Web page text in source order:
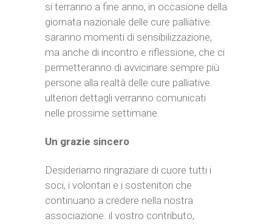
si terranno a fine anno, in occasione della
giornata nazionale delle cure palliative.
saranno momenti di sensibilizzazione,
ma anche di incontro e riflessione, che ci
permetteranno di avvicinare sempre più
persone alla realtà delle cure palliative.
ulteriori dettagli verranno comunicati
nelle prossime settimane.
Un grazie sincero
Desideriamo ringraziare di cuore tutti i
soci, i volontari e i sostenitori che
continuano a credere nella nostra
associazione. il vostro contributo,